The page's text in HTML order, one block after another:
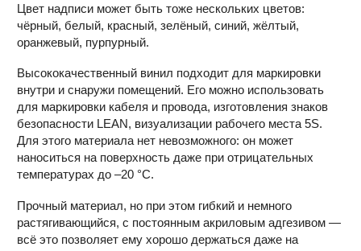
Цвет надписи может быть тоже нескольких цветов:
чёрный, белый, красный, зелёный, синий, жёлтый,
оранжевый, пурпурный.
Высококачественный винил подходит для маркировки
внутри и снаружи помещений. Его можно использовать
для маркировки кабеля и провода, изготовления знаков
безопасности LEAN, визуализации рабочего места 5S.
Для этого материала нет невозможного: он может
наноситься на поверхность даже при отрицательных
температурах до –20 °С.
Прочный материал, но при этом гибкий и немного
растягивающийся, с постоянным акриловым адгезивом —
всё это позволяет ему хорошо держаться даже на